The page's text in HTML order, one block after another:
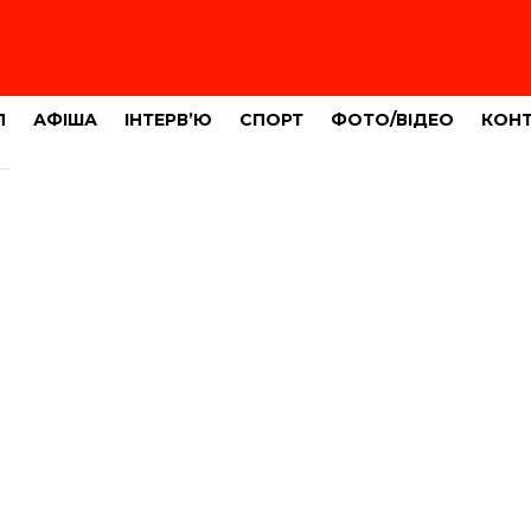
АФІША ІНТЕРВ’Ю СПОРТ ФОТО/ВІДЕО